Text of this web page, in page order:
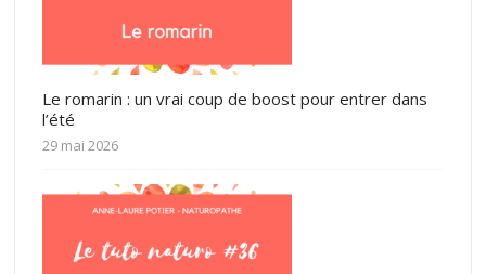
Le romarin : un vrai coup de boost pour entrer dans
l’été
29 mai 2026